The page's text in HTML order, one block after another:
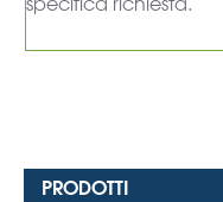
PRODOTTI